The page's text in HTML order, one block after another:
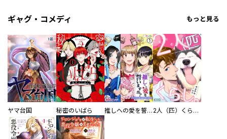
ギャグ・コメディ もっと見る
ヤマ台国 秘密のいばら 推しへの愛を誓いますか？～アラサー女子、推しは逃げぬが人生逃げる～ 2人（匹）くらし。